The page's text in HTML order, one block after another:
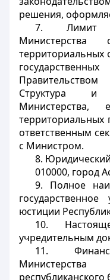
решения,
7. Лимит
территориальных
Структура и
территориальных
ответственным
с Министром.
8.
010000, город
9. Полное
юстиции
10.
учредительным
11.
республиканского